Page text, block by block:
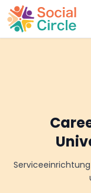
Social Circle